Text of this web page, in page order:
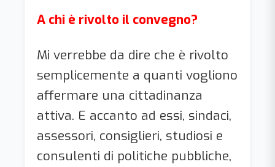
A chi è rivolto il convegno?
Mi verrebbe da dire che è rivolto
semplicemente a quanti vogliono
affermare una cittadinanza
attiva. E accanto ad essi, sindaci,
assessori, consiglieri, studiosi e
consulenti di politiche pubbliche,